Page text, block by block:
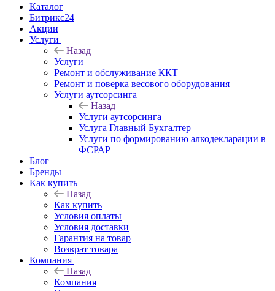
Каталог
Битрикс24
Акции
Услуги
Назад
Услуги
Ремонт и обслуживание ККТ
Ремонт и поверка весового оборудования
Услуги аутсорсинга
Назад
Услуги аутсорсинга
Услуга Главный Бухгалтер
Услуги по формированию алкодекларации в
ФСРАР
Блог
Бренды
Как купить
Назад
Как купить
Условия оплаты
Условия доставки
Гарантия на товар
Возврат товара
Компания
Назад
Компания